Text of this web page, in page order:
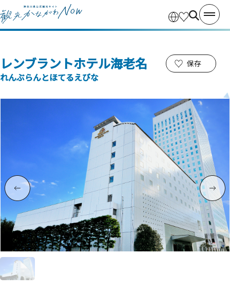
レンブラントホテル海老名
れんぶらんとほてるえびな
保存